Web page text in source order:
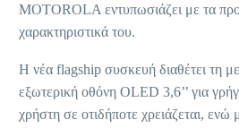
MOTOROLA εντυπωσιάζει με τα
χαρακτηριστικά του.
Η νέα flagship συσκευή διαθέτει τη
εξωτερική οθόνη OLED 3,6’’ για
χρήστη σε οτιδήποτε χρειάζεται, ενώ